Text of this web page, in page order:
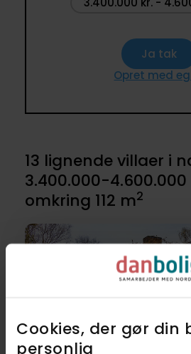
Cookies, der gør din
personlig​
Ja tak
Opret med
13 lignende villaer i
3.400.000-4.600.000
omkring 112 m2